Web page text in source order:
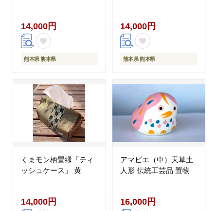
14,000円
熊本県 熊本県
14,000円
熊本県 熊本県
くまモン柄畳縁「ティ
ッシュケース」 黄
14,000円
アマビエ（中）天草土
人形 伝統工芸品 置物
16,000円